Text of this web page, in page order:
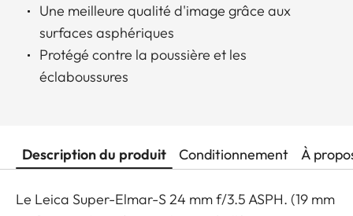
Une meilleure qualité d'image grâce aux
surfaces asphériques
Protégé contre la poussière et les
éclaboussures
Description du produit Conditionnement À
Le Leica Super-Elmar-S 24 mm f/3.5 ASPH. (19 mm